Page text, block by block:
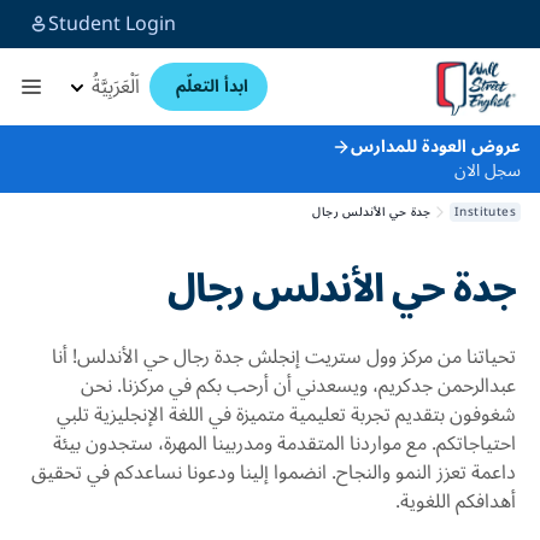
Student Login
ابدأ التعلّم اَلْعَرَبِيَّةُ
العودة للمدارس
الان
جدة حي الأندلس رجال
حي الأندلس رجال
من مركز وول ستريت إنجلش جدة رجال حي الأندلس! أنا
جدكريم، ويسعدني أن أرحب بكم في مركزنا. نحن
بتقديم تجربة تعليمية متميزة في اللغة الإنجليزية تلبي
مع مواردنا المتقدمة ومدربينا المهرة، ستجدون بيئة
تعزز النمو والنجاح. انضموا إلينا ودعونا نساعدكم في تحقيق
اللغوية.